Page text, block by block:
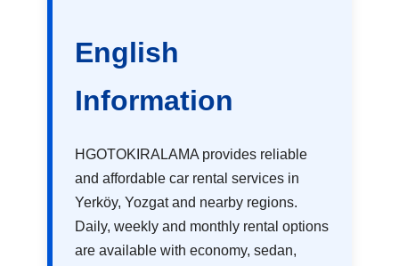
English
Information
HGOTOKIRALAMA provides reliable
and affordable car rental services in
Yerköy, Yozgat and nearby regions.
Daily, weekly and monthly rental options
are available with economy, sedan,